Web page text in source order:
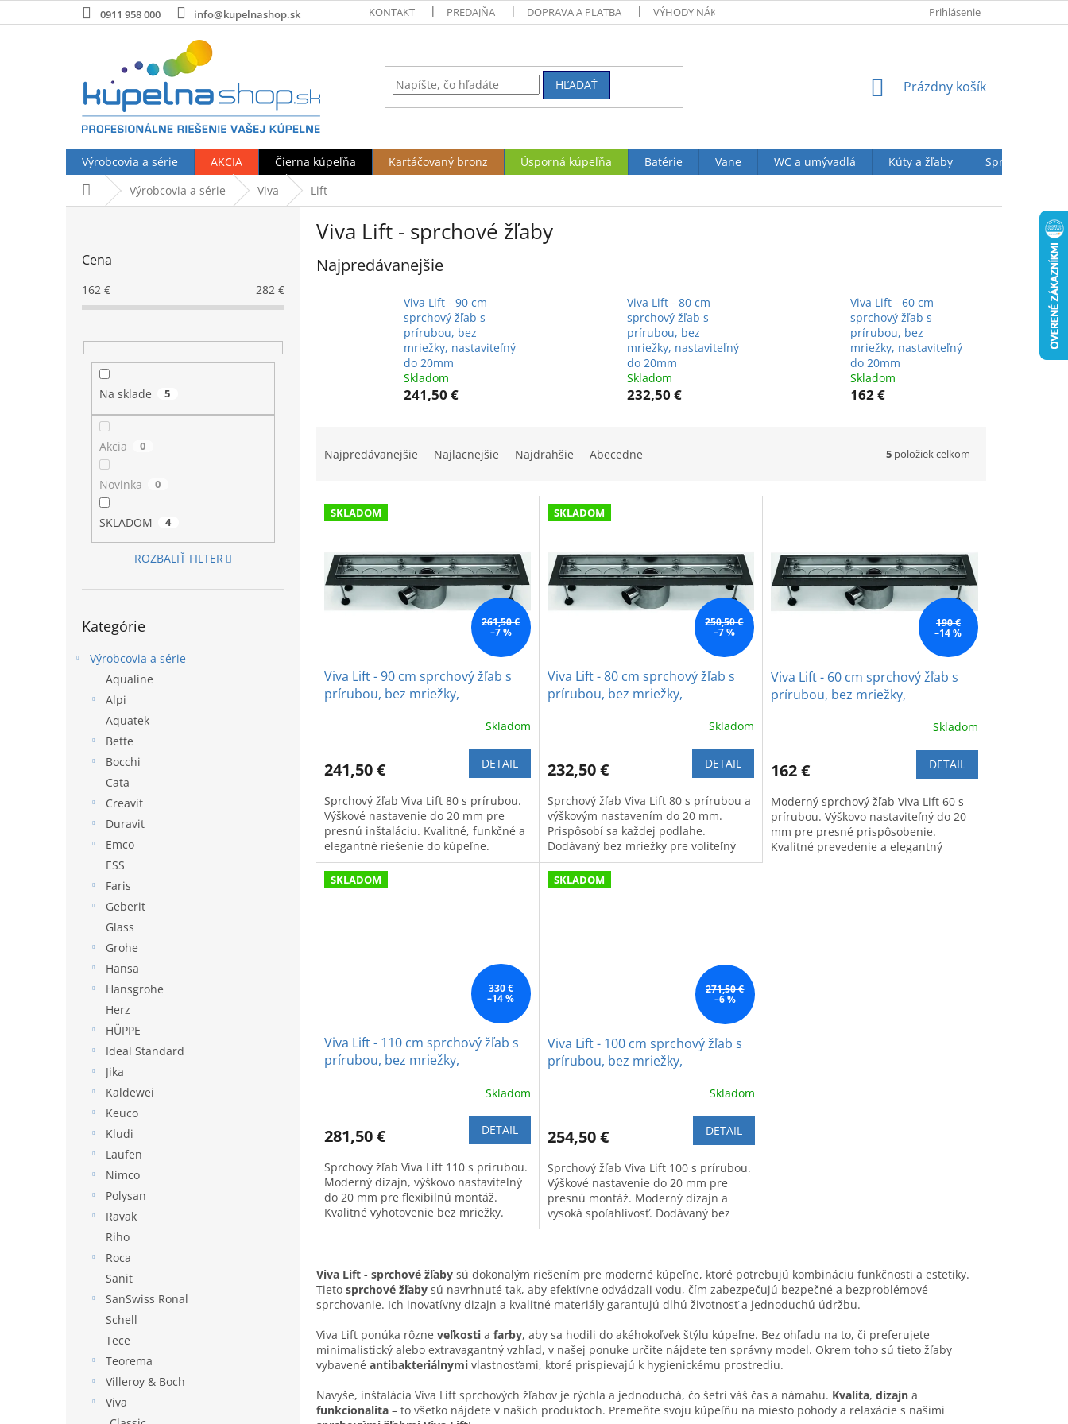
na
0911 958 000 info@kupelnashop.sk KONTAKT PREDAJŇA DOPRAVA A PLATBA VÝHODY NÁKUPU U NÁS OBCHODNÉ PODMIENKY (VOP)Prihlásenie
HĽADAŤ
NÁKUPNÝ
Prázdny košík
Výrobcovia a série AKCIA Čierna kúpeľňa Kartáčovaný bronz Úsporná kúpeľňa Batérie Vane WC a umývadlá Kúty a žľaby
Sprchové sety
DomovVýrobcovia a série Viva Lift
Cena
162 € 282 €
Na sklade 5
Akcia 0
Novinka 0
SKLADOM 4
ROZBALIŤ FILTER
kategórie
Kategórie
Výrobcovia a série
Aqualine
Alpi
Aquatek
Bette
Bocchi
Cata
Creavit
Duravit
Emco
ESS
Faris
Geberit
Glass
Grohe
Hansa
Hansgrohe
Herz
HÜPPE
Ideal Standard
Jika
Kaldewei
Keuco
Kludi
Laufen
Nimco
Polysan
Ravak
Riho
Roca
Sanit
SanSwiss Ronal
Schell
Tece
Teorema
Villeroy & Boch
Viva
Viva Lift - sprchové žľaby
Najpredávanejšie
Viva Lift - 90 cm
sprchový žľab s
prírubou, bez
mriežky, nastaviteľný
do 20mm
Skladom
241,50 €
Viva Lift - 80 cm
sprchový žľab s
prírubou, bez
mriežky, nastaviteľný
do 20mm
Skladom
232,50 €
Viva Lift - 60 cm
sprchový žľab s
prírubou, bez
mriežky, nastaviteľný
do 20mm
Skladom
162 €
n
o
Najpredávanejšie Najlacnejšie Najdrahšie Abecedne 5 položiek celkom
V SKLADOM
261,50 €
–7 %
Viva Lift - 90 cm sprchový žľab s
prírubou, bez mriežky,
Skladom
241,50 € DETAIL
Sprchový žľab Viva Lift 80 s prírubou.
Výškové nastavenie do 20 mm pre
presnú inštaláciu. Kvalitné, funkčné a
elegantné riešenie do kúpeľne.
SKLADOM
250,50 €
–7 %
Viva Lift - 80 cm sprchový žľab s
prírubou, bez mriežky,
Skladom
232,50 € DETAIL
Sprchový žľab Viva Lift 80 s prírubou a
výškovým nastavením do 20 mm.
Prispôsobí sa každej podlahe.
Dodávaný bez mriežky pre voliteľný
dizajn.
190 €
–14 %
Viva Lift - 60 cm sprchový žľab s
prírubou, bez mriežky,
Skladom
162 € DETAIL
Moderný sprchový žľab Viva Lift 60 s
prírubou. Výškovo nastaviteľný do 20
mm pre presné prispôsobenie.
Kvalitné prevedenie a elegantný
SKLADOM
330 €
–14 %
Viva Lift - 110 cm sprchový žľab s
prírubou, bez mriežky,
Skladom
281,50 € DETAIL
Sprchový žľab Viva Lift 110 s prírubou.
Moderný dizajn, výškovo nastaviteľný
do 20 mm pre flexibilnú montáž.
Kvalitné vyhotovenie bez mriežky.
SKLADOM
271,50 €
–6 %
Viva Lift - 100 cm sprchový žľab s
prírubou, bez mriežky,
Skladom
254,50 € DETAIL
Sprchový žľab Viva Lift 100 s prírubou.
Výškové nastavenie do 20 mm pre
presnú montáž. Moderný dizajn a
vysoká spoľahlivosť. Dodávaný bez
l
á
d
c
i
e
r
v
Viva Lift - sprchové žľaby sú dokonalým riešením pre moderné kúpeľne, ktoré potrebujú kombináciu funkčnosti a estetiky.
Tieto sprchové žľaby sú navrhnuté tak, aby efektívne odvádzali vodu, čím zabezpečujú bezpečné a bezproblémové
sprchovanie. Ich inovatívny dizajn a kvalitné materiály garantujú dlhú životnosť a jednoduchú údržbu.
Viva Lift ponúka rôzne veľkosti a farby, aby sa hodili do akéhokoľvek štýlu kúpeľne. Bez ohľadu na to, či preferujete
minimalistický alebo extravagantný vzhľad, v našej ponuke určite nájdete ten správny model. Okrem toho sú tieto žľaby
vybavené antibakteriálnymi vlastnosťami, ktoré prispievajú k hygienickému prostrediu.
Navyše, inštalácia Viva Lift sprchových žľabov je rýchla a jednoduchá, čo šetrí váš čas a námahu. Kvalita, dizajn a
funkcionalita – to všetko nájdete v našich produktoch. Premeňte svoju kúpeľňu na miesto pohody a relaxácie s našimi